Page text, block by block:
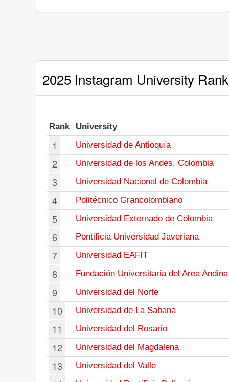
2025 Instagram University
Rank University
1 Universidad de Antioquía
2 Universidad de los Andes, Colombia
3 Universidad Nacional de Colombia
4 Politécnico Grancolombiano
5 Universidad Externado de Colombia
6 Pontificia Universidad Javeriana
7 Universidad EAFIT
8 Fundación Universitaria del Area Andina
9 Universidad del Norte
10 Universidad de La Sabana
11 Universidad del Rosario
12 Universidad del Magdalena
13 Universidad del Valle